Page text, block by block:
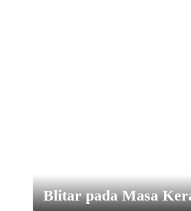
Daya Tarik Es Drop